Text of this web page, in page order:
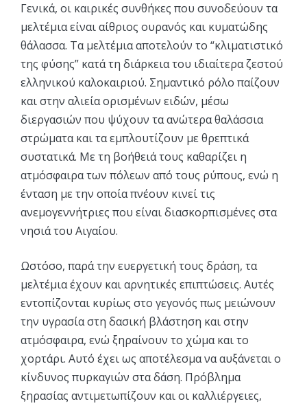
Γενικά, οι καιρικές συνθήκες που συνοδεύουν τα
μελτέμια είναι αίθριος ουρανός και κυματώδης
θάλασσα. Τα μελτέμια αποτελούν το “κλιματιστικό
της φύσης” κατά τη διάρκεια του ιδιαίτερα ζεστού
ελληνικού καλοκαιριού. Σημαντικό ρόλο παίζουν
και στην αλιεία ορισμένων ειδών, μέσω
διεργασιών που ψύχουν τα ανώτερα θαλάσσια
στρώματα και τα εμπλουτίζουν με θρεπτικά
συστατικά. Με τη βοήθειά τους καθαρίζει η
ατμόσφαιρα των πόλεων από τους ρύπους, ενώ η
ένταση με την οποία πνέουν κινεί τις
ανεμογεννήτριες που είναι διασκορπισμένες στα
νησιά του Αιγαίου.
Ωστόσο, παρά την ευεργετική τους δράση, τα
μελτέμια έχουν και αρνητικές επιπτώσεις. Αυτές
εντοπίζονται κυρίως στο γεγονός πως μειώνουν
την υγρασία στη δασική βλάστηση και στην
ατμόσφαιρα, ενώ ξηραίνουν το χώμα και το
χορτάρι. Αυτό έχει ως αποτέλεσμα να αυξάνεται ο
κίνδυνος πυρκαγιών στα δάση. Πρόβλημα
ξηρασίας αντιμετωπίζουν και οι καλλιέργειες,